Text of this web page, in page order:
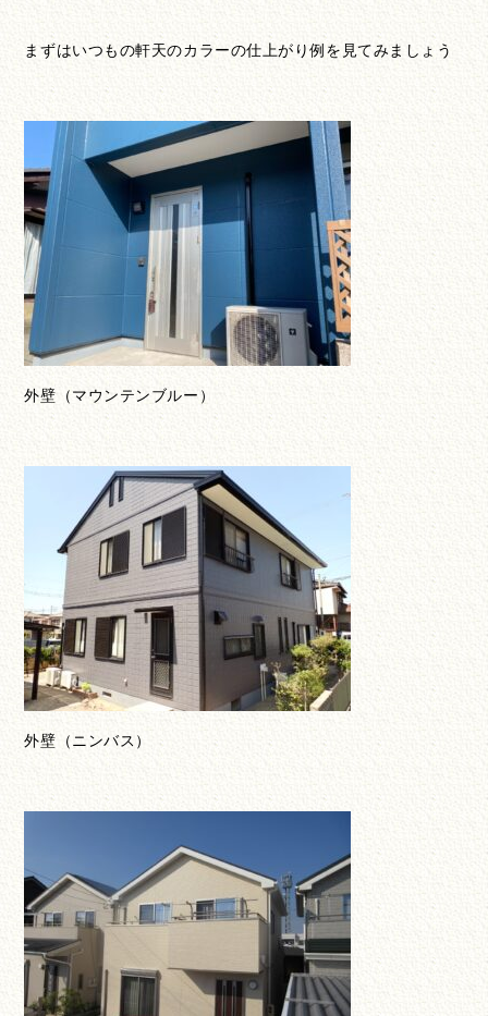
まずはいつもの軒天のカラーの仕上がり例を見てみましょう
外壁（マウンテンブルー）
外壁（ニンバス）